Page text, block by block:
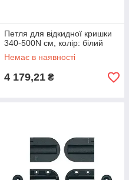
Петля для відкидної кришки
340-500N см, колір: білий
Немає в наявності
4 179,21 ₴